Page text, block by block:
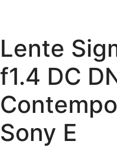
Lente
f1.4 DC
Sony E